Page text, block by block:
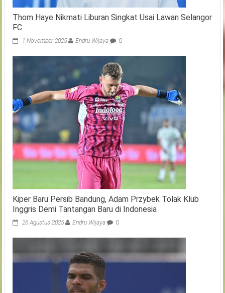
Thom Haye Nikmati Liburan Singkat Usai Lawan Selangor
FC
1 November 2025 Endru Wijaya 0
Kiper Baru Persib Bandung, Adam Przybek Tolak Klub
Inggris Demi Tantangan Baru di Indonesia
26 Agustus 2025 Endru Wijaya 0